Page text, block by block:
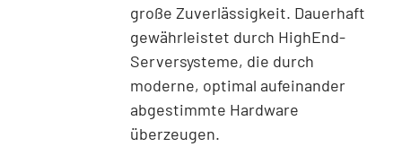
große Zuverlässigkeit. Dauerhaft
gewährleistet durch HighEnd-
Serversysteme, die durch
moderne, optimal aufeinander
abgestimmte Hardware
überzeugen.